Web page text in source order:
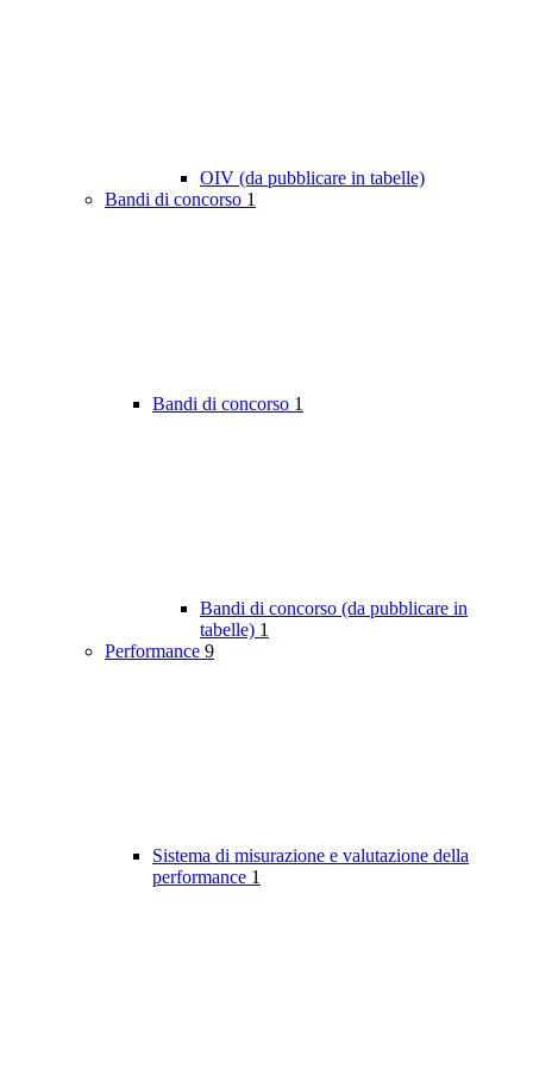
OIV (da pubblicare in tabelle)
Bandi di concorso 1
Bandi di concorso 1
Bandi di concorso (da pubblicare in
tabelle) 1
Performance 9
Sistema di misurazione e valutazione della
performance 1